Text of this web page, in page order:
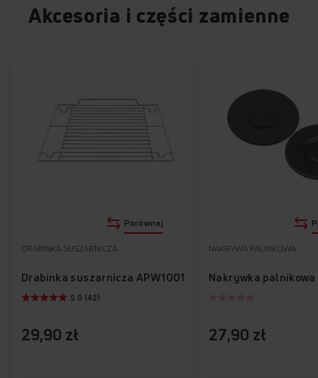
Akcesoria i części zamienne
29,90 zł
DRABINKA SUSZARNICZA
Drabinka suszarnicza APW1001
5.0 (42)
Porównaj
27,90 zł
NAKRYWA PALNIKOWA
Nakrywka